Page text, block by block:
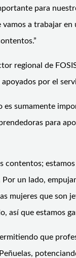
para
a trabajar
regional de
por el
sumamente
para
un lado,
que son
que estamos
que